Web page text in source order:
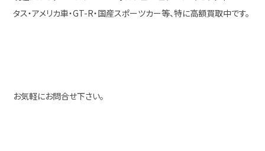
タス・アメリカ車・GT-R・国産スポーツカー等、特に高額買取中です。
お気軽にお問合せ下さい。